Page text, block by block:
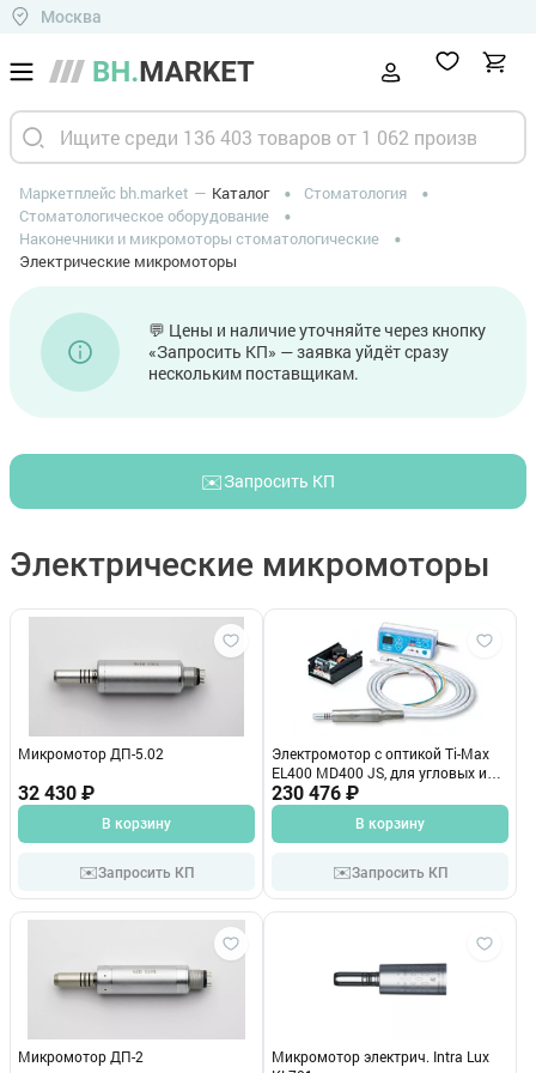
Москва
Маркетплейс bh.market Каталог
Стоматология
Стоматологическое оборудование
Наконечники и микромоторы стоматологические
Электрические микромоторы
💬 Цены и наличие уточняйте через кнопку
«Запросить КП» — заявка уйдёт сразу
нескольким поставщикам.
✉️Запросить КП
Электрические микромоторы
Микромотор ДП-5.02
32 430 ₽
В корзину
✉️Запросить КП
Электромотор с оптикой Ti-Max
EL400 MD400 JS, для угловых и
прямых наконечников, скорость
от 1000 до 40 000 об/м
230 476 ₽
В корзину
✉️Запросить КП
Микромотор ДП-2
Микромотор электрич. Intra Lux